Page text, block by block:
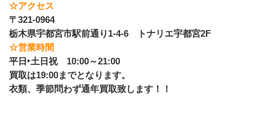
☆アクセス
〒321-0964
栃木県宇都宮市駅前通り1-4-6　トナリエ宇都宮2F
☆営業時間
平日‣土日祝　10:00～21:00
買取は19:00までとなります。
衣類、季節問わず通年買取致します！！